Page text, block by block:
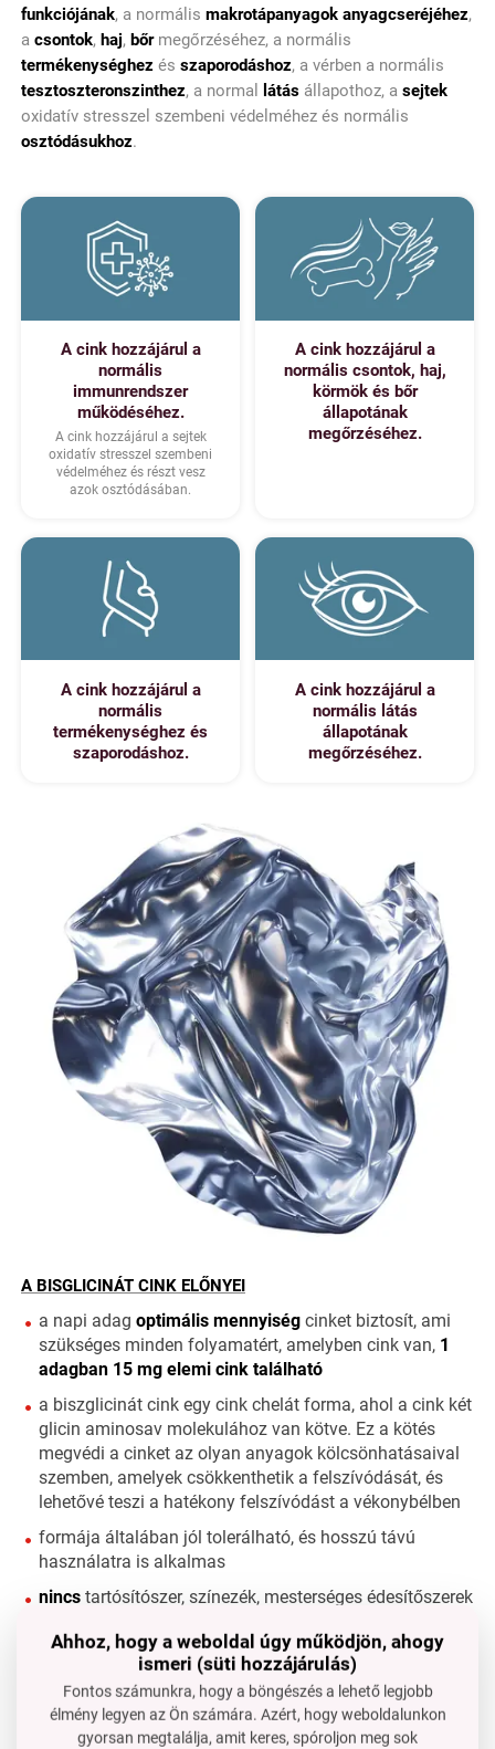
funkciójának, a normális makrotápanyagok anyagcseréjéhez,
a csontok, haj, bőrmegőrzéséhez, a normális
termékenységhez és szaporodáshoz, a vérben a normális
tesztoszteronszinthez, a normal látás állapothoz, a sejtek
oxidatív stresszel szembeni védelméhez és normális
osztódásukhoz.
A cink hozzájárul a
normális
immunrendszer
működéséhez.
A cink hozzájárul a sejtek
oxidatív stresszel szembeni
védelméhez és részt vesz
azok osztódásában.
A cink hozzájárul a
normális csontok, haj,
körmök és bőr
állapotának
megőrzéséhez.
A cink hozzájárul a
normális
termékenységhez és
szaporodáshoz.
A cink hozzájárul a
normális látás
állapotának
megőrzéséhez.
A BISGLICINÁT CINK ELŐNYEI
a napi adag optimális mennyiség cinket biztosít, ami
szükséges minden folyamatért, amelyben cink van, 1
adagban 15 mg elemi cink található
a biszglicinát cink egy cink chelát forma, ahol a cink két
glicin aminosav molekulához van kötve. Ez a kötés
megvédi a cinket az olyan anyagok kölcsönhatásaival
szemben, amelyek csökkenthetik a felszívódását, és
lehetővé teszi a hatékony felszívódást a vékonybélben
formája általában jól tolerálható, és hosszú távú
használatra is alkalmas
nincs tartósítószer, színezék, mesterséges édesítőszerek
vegan barát
Ahhoz, hogy a weboldal úgy működjön, ahogy
ismeri (süti hozzájárulás)
Fontos számunkra, hogy a böngészés a lehető legjobb
élmény legyen az Ön számára. Azért, hogy weboldalunkon
gyorsan megtalálja, amit keres, spóroljon meg sok